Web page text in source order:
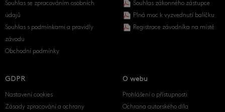
Souhlas se zpracováním osobních
údajů
Souhlas s podmínkami a pravidly
závodu
Obchodní podmínky
Souhlas zákonného zástupce
Plná moc k vyzvednutí balíčku
Registrace závodníka na místě
GDPR
Nastavení cookies
Zásady zpracování a ochrany
O webu
Prohlášení o přístupnosti
Ochrana autorského díla